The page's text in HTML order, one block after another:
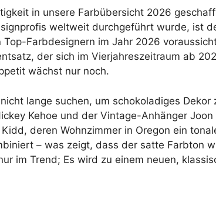
in unsere Farbübersicht 2026
weltweit durchgeführt wurde, ist
Farbdesignern im Jahr 2026
der sich im Vierjahreszeitraum ab
wächst nur noch.
lange suchen, um schokoladiges
Kehoe und der Vintage-Anhänger
deren Wohnzimmer in Oregon ein
– was zeigt, dass der satte Farbton
im Trend; Es wird zu einem neuen,